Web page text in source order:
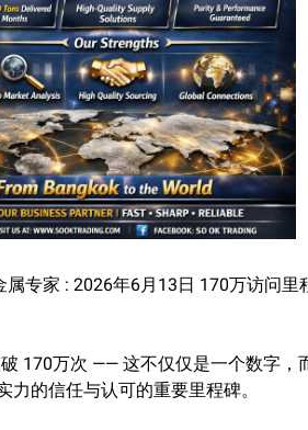
属专家 : 2026年6月13日 170万访问
170万次 —— 这不仅仅是一个数字，
力的信任与认可的重要里程碑。